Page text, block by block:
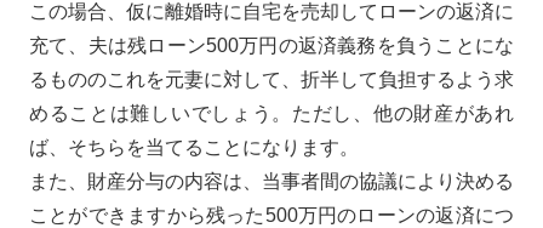
この場合、仮に離婚時に自宅を売却してローンの返済に
充て、夫は残ローン500万円の返済義務を負うことにな
るもののこれを元妻に対して、折半して負担するよう求
めることは難しいでしょう。ただし、他の財産があれ
ば、そちらを当てることになります。
また、財産分与の内容は、当事者間の協議により決める
ことができますから残った500万円のローンの返済につ